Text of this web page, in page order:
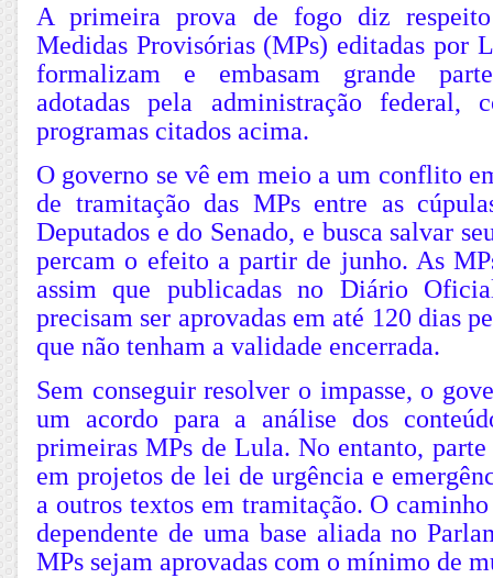
A primeira prova de fogo diz
Medidas Provisórias (MPs) editadas por
formalizam e embasam grande
adotadas pela administração federal,
programas citados acima.
O governo se vê em meio a um conflito
de tramitação das MPs entre as
Deputados e do Senado, e busca salvar
percam o efeito a partir de junho. As
assim que publicadas no Diário
precisam ser aprovadas em até 120 dias
que não tenham a validade encerrada.
Sem conseguir resolver o impasse, o
um acordo para a análise dos
primeiras MPs de Lula. No entanto, parte
em projetos de lei de urgência e
a outros textos em tramitação. O
dependente de uma base aliada no
MPs sejam aprovadas com o mínimo de